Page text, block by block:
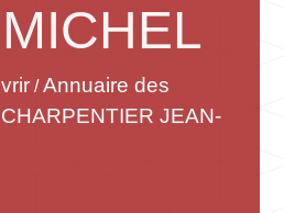
/Annuaire des
CHARPENTIER JEAN-